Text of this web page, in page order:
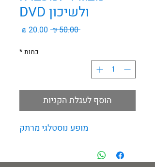
ולשיכון DVD
‏50.00 ‏₪
מחיר
כמות*
הוסף לעגלת הקניות
מופע נוסטלגי מרתק